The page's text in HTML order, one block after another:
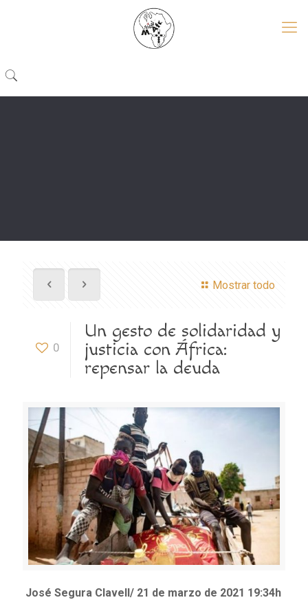
Mostrar todo
0
Un gesto de solidaridad y
justicia con África:
repensar la deuda
José Segura Clavell/ 21 de marzo de 2021 19:34h